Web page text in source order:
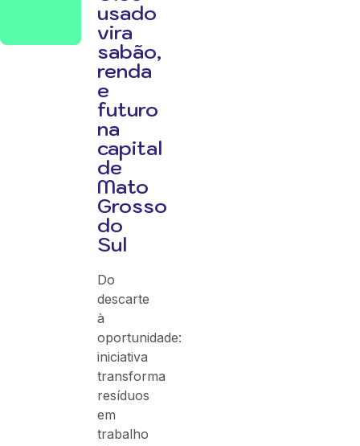
usado
vira
sabão,
renda
e
futuro
na
capital
de
Mato
Grosso
do
Sul
Do
descarte
à
oportunidade:
iniciativa
transforma
resíduos
em
trabalho